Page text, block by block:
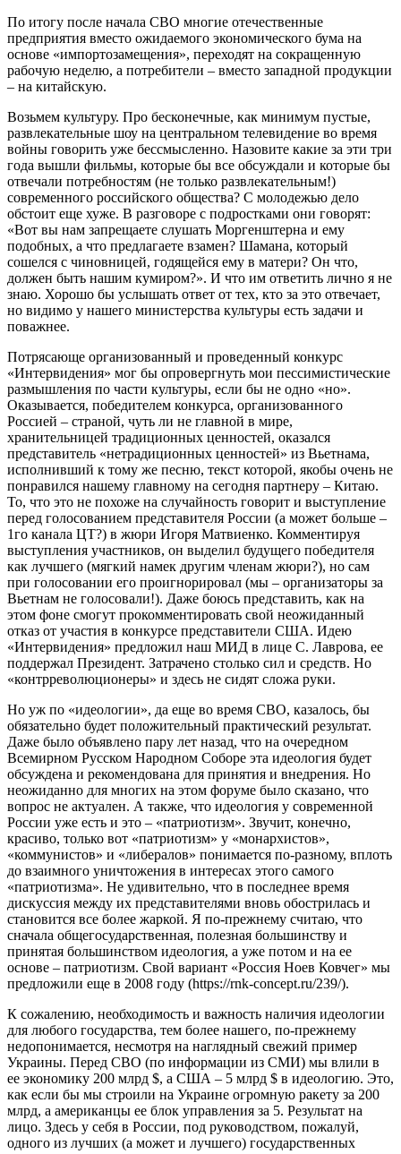
По итогу после начала СВО многие отечественные
предприятия вместо ожидаемого экономического бума на
основе «импортозамещения», переходят на сокращенную
рабочую неделю, а потребители – вместо западной продукции
– на китайскую.
Возьмем культуру. Про бесконечные, как минимум пустые,
развлекательные шоу на центральном телевидение во время
войны говорить уже бессмысленно. Назовите какие за эти три
года вышли фильмы, которые бы все обсуждали и которые бы
отвечали потребностям (не только развлекательным!)
современного российского общества? С молодежью дело
обстоит еще хуже. В разговоре с подростками они говорят:
«Вот вы нам запрещаете слушать Моргенштерна и ему
подобных, а что предлагаете взамен? Шамана, который
сошелся с чиновницей, годящейся ему в матери? Он что,
должен быть нашим кумиром?». И что им ответить лично я не
знаю. Хорошо бы услышать ответ от тех, кто за это отвечает,
но видимо у нашего министерства культуры есть задачи и
поважнее.
Потрясающе организованный и проведенный конкурс
«Интервидения» мог бы опровергнуть мои пессимистические
размышления по части культуры, если бы не одно «но».
Оказывается, победителем конкурса, организованного
Россией – страной, чуть ли не главной в мире,
хранительницей традиционных ценностей, оказался
представитель «нетрадиционных ценностей» из Вьетнама,
исполнивший к тому же песню, текст которой, якобы очень не
понравился нашему главному на сегодня партнеру – Китаю.
То, что это не похоже на случайность говорит и выступление
перед голосованием представителя России (а может больше –
1го канала ЦТ?) в жюри Игоря Матвиенко. Комментируя
выступления участников, он выделил будущего победителя
как лучшего (мягкий намек другим членам жюри?), но сам
при голосовании его проигнорировал (мы – организаторы за
Вьетнам не голосовали!). Даже боюсь представить, как на
этом фоне смогут прокомментировать свой неожиданный
отказ от участия в конкурсе представители США. Идею
«Интервидения» предложил наш МИД в лице С. Лаврова, ее
поддержал Президент. Затрачено столько сил и средств. Но
«контрреволюционеры» и здесь не сидят сложа руки.
Но уж по «идеологии», да еще во время СВО, казалось, бы
обязательно будет положительный практический результат.
Даже было объявлено пару лет назад, что на очередном
Всемирном Русском Народном Соборе эта идеология будет
обсуждена и рекомендована для принятия и внедрения. Но
неожиданно для многих на этом форуме было сказано, что
вопрос не актуален. А также, что идеология у современной
России уже есть и это – «патриотизм». Звучит, конечно,
красиво, только вот «патриотизм» у «монархистов»,
«коммунистов» и «либералов» понимается по-разному, вплоть
до взаимного уничтожения в интересах этого самого
«патриотизма». Не удивительно, что в последнее время
дискуссия между их представителями вновь обострилась и
становится все более жаркой. Я по-прежнему считаю, что
сначала общегосударственная, полезная большинству и
принятая большинством идеология, а уже потом и на ее
основе – патриотизм. Свой вариант «Россия Ноев Ковчег» мы
предложили еще в 2008 году (https://rnk-concept.ru/239/).
К сожалению, необходимость и важность наличия идеологии
для любого государства, тем более нашего, по-прежнему
недопонимается, несмотря на наглядный свежий пример
Украины. Перед СВО (по информации из СМИ) мы влили в
ее экономику 200 млрд $, а США – 5 млрд $ в идеологию. Это,
как если бы мы строили на Украине огромную ракету за 200
млрд, а американцы ее блок управления за 5. Результат на
лицо. Здесь у себя в России, под руководством, пожалуй,
одного из лучших (а может и лучшего) государственных